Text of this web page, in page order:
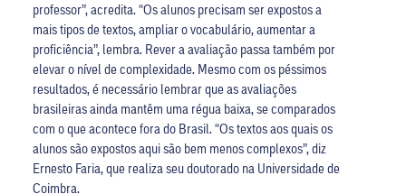
professor”, acredita. “Os alunos precisam ser expostos a
mais tipos de textos, ampliar o vocabulário, aumentar a
proficiência”, lembra. Rever a avaliação passa também por
elevar o nível de complexidade. Mesmo com os péssimos
resultados, é necessário lembrar que as avaliações
brasileiras ainda mantêm uma régua baixa, se comparados
com o que acontece fora do Brasil. “Os textos aos quais os
alunos são expostos aqui são bem menos complexos”, diz
Ernesto Faria, que realiza seu doutorado na Universidade de
Coimbra.